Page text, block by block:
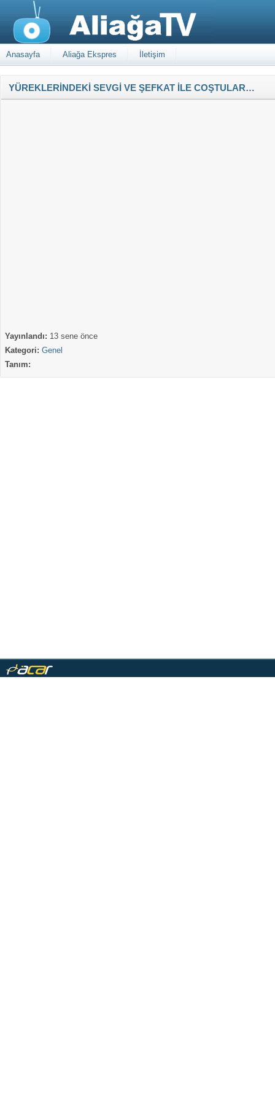
Anasayfa Aliağa Ekspres İletişim
YÜREKLERİNDEKİ SEVGİ VE ŞEFKAT İLE COŞTULAR…
Yayınlandı: 13 sene önce
Kategori: Genel
Tanım: